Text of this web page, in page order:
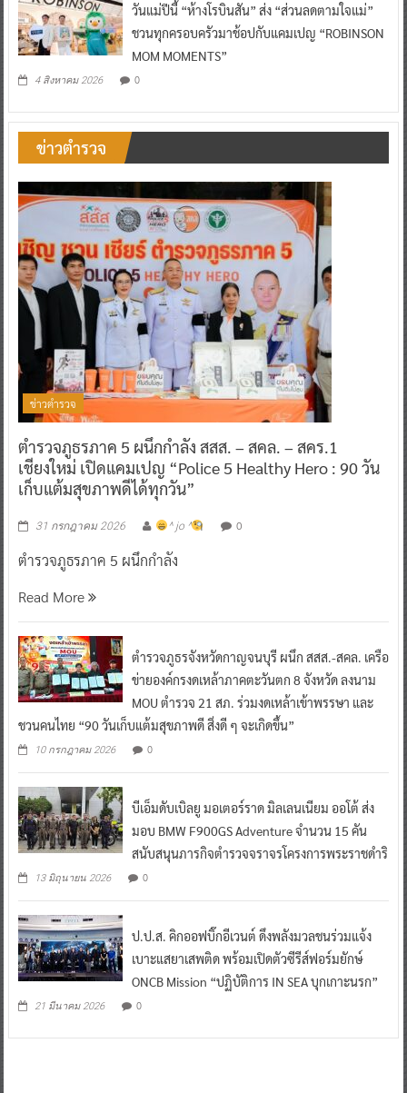
วันแม่ปีนี้ “ห้างโรบินสัน” ส่ง “ส่วนลดตามใจแม่”
ชวนทุกครอบครัวมาช้อปกับแคมเปญ “ROBINSON
MOM MOMENTS”
4 สิงหาคม 2026 0
ข่าวตำรวจ
ข่าวตำรวจ
ตำรวจภูธรภาค 5 ผนึกกำลัง สสส. – สคล. – สคร.1
เชียงใหม่ เปิดแคมเปญ “Police 5 Healthy Hero : 90 วัน
เก็บแต้มสุขภาพดีได้ทุกวัน”
31 กรกฎาคม 2026 ^ jo ^ 0
ตำรวจภูธรภาค 5 ผนึกกำลัง
Read More
ตำรวจภูธรจังหวัดกาญจนบุรี ผนึก สสส.-สคล. เครือ
ข่ายองค์กรงดเหล้าภาคตะวันตก 8 จังหวัด ลงนาม
MOU ตำรวจ 21 สภ. ร่วมงดเหล้าเข้าพรรษา และ
ชวนคนไทย “90 วันเก็บแต้มสุขภาพดี สิ่งดี ๆ จะเกิดขึ้น”
10 กรกฎาคม 2026 0
บีเอ็มดับเบิลยู มอเตอร์ราด มิลเลนเนียม ออโต้ ส่ง
มอบ BMW F900GS Adventure จำนวน 15 คัน
สนับสนุนภารกิจตำรวจจราจรโครงการพระราชดำริ
13 มิถุนายน 2026 0
ป.ป.ส. คิกออฟบิ๊กอีเวนต์ ดึงพลังมวลชนร่วมแจ้ง
เบาะแสยาเสพติด พร้อมเปิดตัวซีรีส์ฟอร์มยักษ์
ONCB Mission “ปฏิบัติการ IN SEA บุกเกาะนรก”
21 มีนาคม 2026 0